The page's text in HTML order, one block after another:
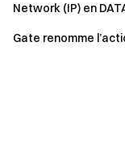
Network (IP) en
Gate renomme